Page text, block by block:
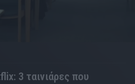
3 ταινιάρες που